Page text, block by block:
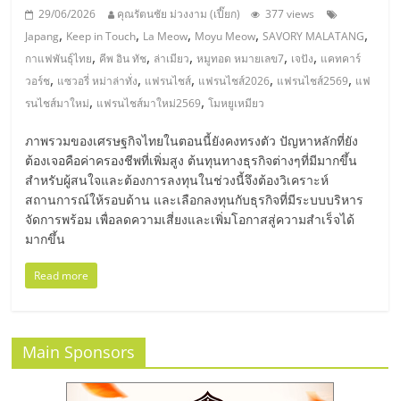
เอ็
มอี
ไทย,
SMEs,
แฟ
รน
ไชส์,
ที่
29/06/2026 คุณรัตนชัย ม่วงงาม (เปี๊ยก)
377 views
Japang, Keep in Touch, La Meow, Moyu Meow,SAVORY MALATANG,
กาแฟพันธุ์ไทย, คีพ อิน ทัช, ล่าเมียว,หมูทอด หมายเลข7, เจปัง, แคทคาร์
วอร์ช, แซวอรี่ หม่าล่าทั่ง, แฟรนไชส์, แฟรนไชส์2026, แฟรนไชส์2569, แฟ
รนไชส์มาใหม่, แฟรนไชส์มาใหม่2569,โมหยูเหมียว
ภาพรวมของเศรษฐกิจไทยในตอนนี้ยังคงทรงตัว ปัญหาหลักที่ยัง
ต้องเจอคือค่าครองชีพที่เพิ่มสูง ต้นทุนทางธุรกิจต่างๆที่มีมากขึ้น
สำหรับผู้สนใจและต้องการลงทุนในช่วงนี้จึงต้องวิเคราะห์
สถานการณ์ให้รอบด้าน และเลือกลงทุนกับธุรกิจที่มีระบบบริหาร
จัดการพร้อม เพื่อลดความเสี่ยงและเพิ่มโอกาสสู่ความสำเร็จได้
มากขึ้น
Read more
Main Sponsors